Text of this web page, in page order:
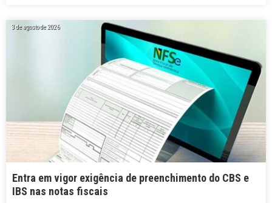
3 de agosto de 2026
Entra em vigor exigência de preenchimento do CBS e
IBS nas notas fiscais